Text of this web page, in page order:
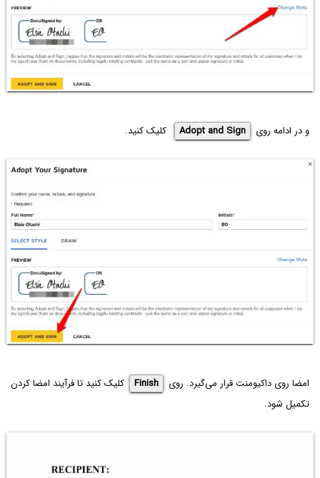
و در ادامه روی Adopt and Sign کلیک کنید.
امضا روی داکیومنت قرار می‌گیرد. روی Finish
کلیک کنید تا فرآیند امضا کردن
تکمیل شود.